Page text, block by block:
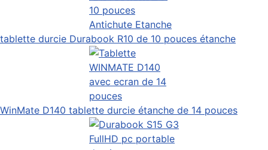
tablette durcie Durabook R10 de 10 pouces étanche
WinMate D140 tablette durcie étanche de 14 pouces